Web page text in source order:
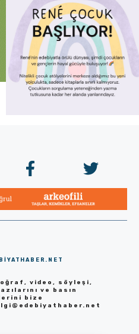
video, söyleşi,
ve basın
bize